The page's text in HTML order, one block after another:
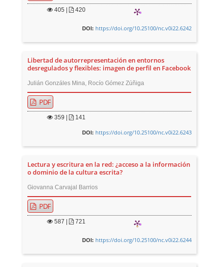
405 | 420
DOI: https://doi.org/10.25100/nc.v0i22.6242
Libertad de autorrepresentación en entornos
desregulados y flexibles: imagen de perfil en Facebook
Julián Gonzáles Mina, Rocío Gómez Zúñiga
PDF
359 | 141
DOI: https://doi.org/10.25100/nc.v0i22.6243
Lectura y escritura en la red: ¿acceso a la información
o dominio de la cultura escrita?
Giovanna Carvajal Barrios
PDF
587 | 721
DOI: https://doi.org/10.25100/nc.v0i22.6244